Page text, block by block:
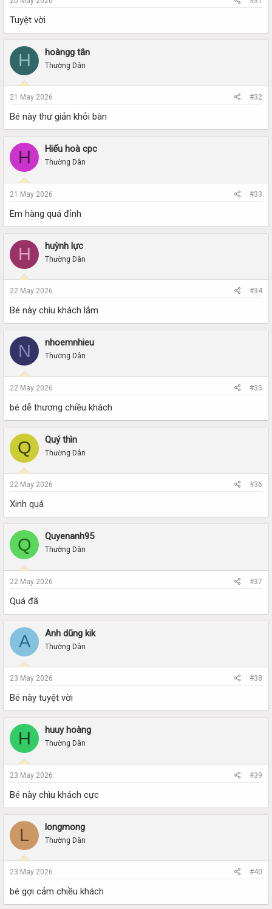
Tuyệt vời
H hoàngg tân
Thường Dân
21 May 2026 #32
Bé này thư giản khỏi bàn
H Hiếu hoà cpc
Thường Dân
21 May 2026 #33
Em hàng quá đỉnh
H huỳnh lực
Thường Dân
22 May 2026 #34
Bé này chìu khách lắm
N nhoemnhieu
Thường Dân
22 May 2026 #35
bé dễ thương chiều khách
Q Quý thìn
Thường Dân
22 May 2026 #36
Xinh quá
Q Quyenanh95
Thường Dân
22 May 2026 #37
Quá đã
A Anh dũng kik
Thường Dân
23 May 2026 #38
Bé này tuyệt vời
H huuy hoàng
Thường Dân
23 May 2026 #39
Bé này chìu khách cực
L longmong
Thường Dân
23 May 2026 #40
bé gợi cảm chiều khách